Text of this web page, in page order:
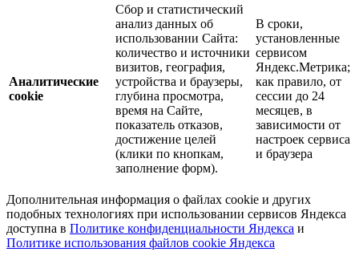
Аналитические
cookie
Сбор и статистический
анализ данных об
использовании Сайта:
количество и источники
визитов, география,
устройства и браузеры,
глубина просмотра,
время на Сайте,
показатель отказов,
достижение целей
(клики по кнопкам,
заполнение форм).
В сроки,
установленные
сервисом
Яндекс.Метрика;
как правило, от
сессии до 24
месяцев, в
зависимости от
настроек сервиса
и браузера
Дополнительная информация о файлах cookie и других
подобных технологиях при использовании сервисов Яндекса
доступна в Политике конфиденциальности Яндекса и
Политике использования файлов cookie Яндекса